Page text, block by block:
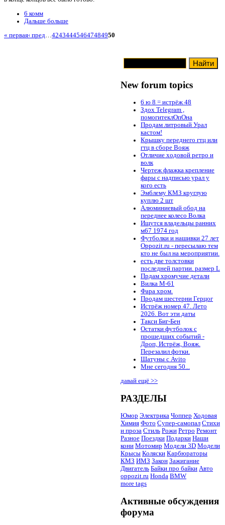
6 комм
Дальше больше
« первая‹ пред 424344454647484950
New forum topics
6 ю 8 = истрёж 48
Здох Telegram ,
помогитеклОпОна
Продам литровый Урал
кастом!
Крышку переднего гтц или
гтц в сборе Вояж
Отличие ходовой ретро и
волк
Чертеж флажка крепление
фары с надписью урал у
кого есть
Эмблему КМЗ круглую
куплю 2 шт
Алюминиевый обод на
переднее колесо Волка
Ищутся владельцы ранних
м67 1974 год
Футболки и нашивки 27 лет
Oppozit.ru - пересылаю тем
кто не был на мероприятии.
есть две толстовки
последней партии. размер L
Прдам хромучие детали
Вилка М-61
Фара хром.
Продам шестерни Герцог
Истрёж номер 47. Лето
2026. Вот эти даты
Такси Биг-Бен
Остатки футболок с
прошедших событий -
Дроп, Истрёж, Вояж.
Перезалил фотки.
Шатуны с Avito
Мне сегодня 50...
давай ещё >>
РАЗДЕЛЫ
Юмор Электрика Чоппер Ходовая
Химия Фото Супер-самопал Стихи
и проза Стиль Рожи Ретро Ремонт
Разное Поездки Подарки Наши
кони Мотомир Модели 3D Модели
Крысы Коляски Карбюраторы
КМЗ ИМЗ Закон Зажигание
Двигатель Байки про байки Авто
oppozit.ru Honda BMW
more tags
Активные обсуждения
форума